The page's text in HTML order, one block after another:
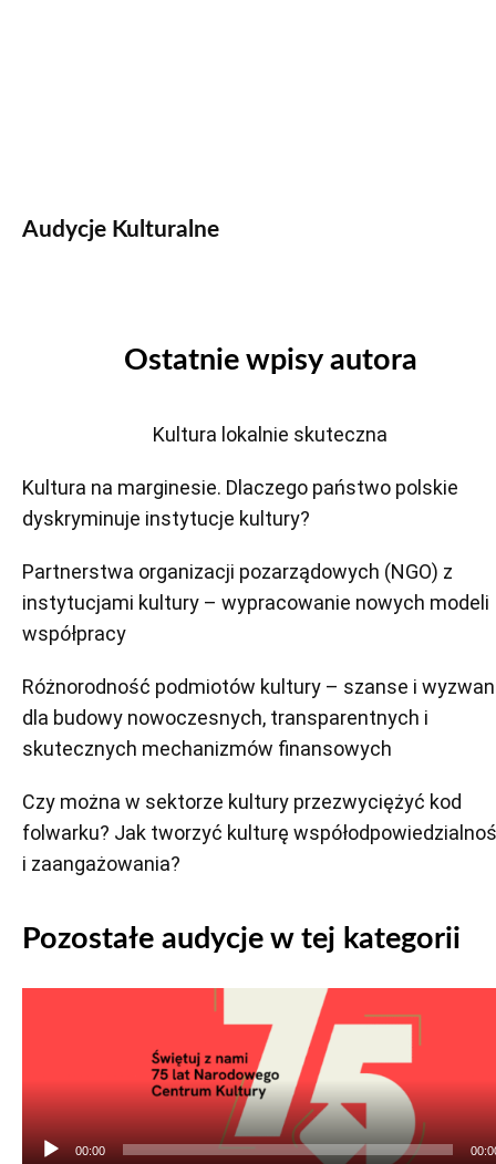
Audycje Kulturalne
Ostatnie wpisy autora
Kultura lokalnie skuteczna
Kultura na marginesie. Dlaczego państwo polskie
dyskryminuje instytucje kultury?
Partnerstwa organizacji pozarządowych (NGO) z
instytucjami kultury – wypracowanie nowych modeli
współpracy
Różnorodność podmiotów kultury – szanse i
dla budowy nowoczesnych, transparentnych i
skutecznych mechanizmów finansowych
Czy można w sektorze kultury przezwyciężyć kod
folwarku? Jak tworzyć kulturę
i zaangażowania?
Pozostałe audycje w tej kategorii
00:00